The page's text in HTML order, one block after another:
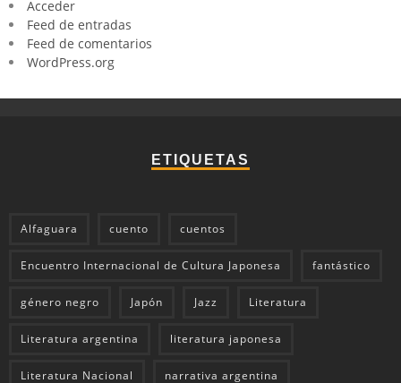
Acceder
Feed de entradas
Feed de comentarios
WordPress.org
ETIQUETAS
Alfaguara cuento cuentos
Encuentro Internacional de Cultura Japonesa fantástico
género negro Japón Jazz Literatura
Literatura argentina literatura japonesa
Literatura Nacional narrativa argentina